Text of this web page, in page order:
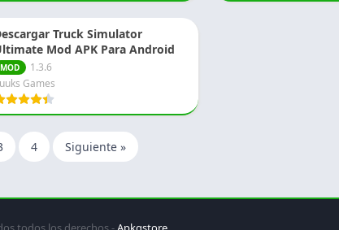
Truck Simulator
Mod APK Para Android
MOD
1.3.6
Games
4 Siguiente »